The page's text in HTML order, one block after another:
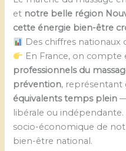
et notre belle région
cette énergie bien-être
Des chiffres
En France, on compte
professionnels du
prévention,
équivalents temps plein
libérale ou
socio-économique de
bien-être national.